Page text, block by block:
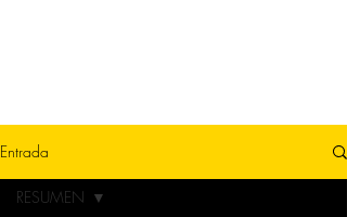
Entrada
RESUMEN